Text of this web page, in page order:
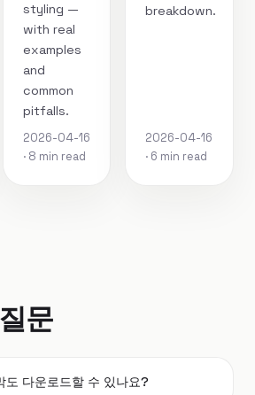
styling —
with real
examples
and
common
pitfalls.
2026-04-16
· 8 min read
breakdown.
2026-04-16
· 6 min read
문
도 다운로드할 수 있나요?